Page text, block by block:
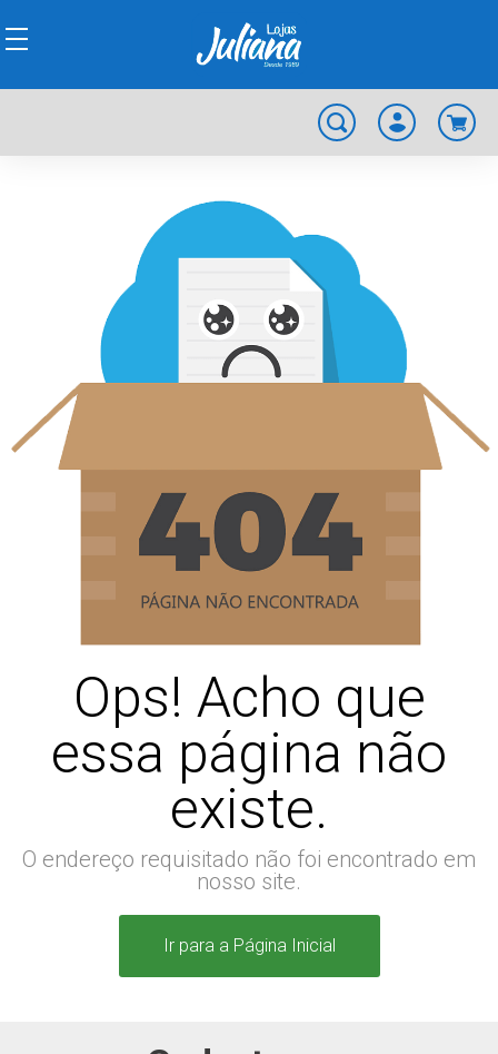
Ops! Acho que
essa página não
existe.
O endereço requisitado não foi encontrado em
nosso site.
Ir para a Página Inicial